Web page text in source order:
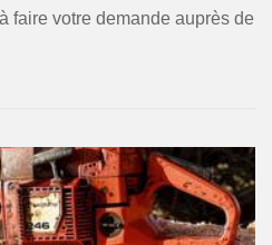
faire votre demande auprès de